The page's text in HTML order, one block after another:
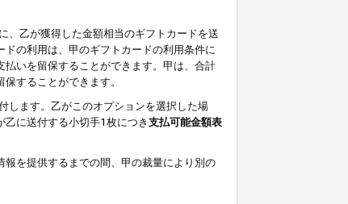
乙が獲得した金額相当のギフトカードを送
の利用は、甲のギフトカードの利用条件に
いを留保することができます。甲は、合計
することができます。
ます。乙がこのオプションを選択した場
に送付する小切手1枚につき支払可能金額表
を提供するまでの間、甲の裁量により別の